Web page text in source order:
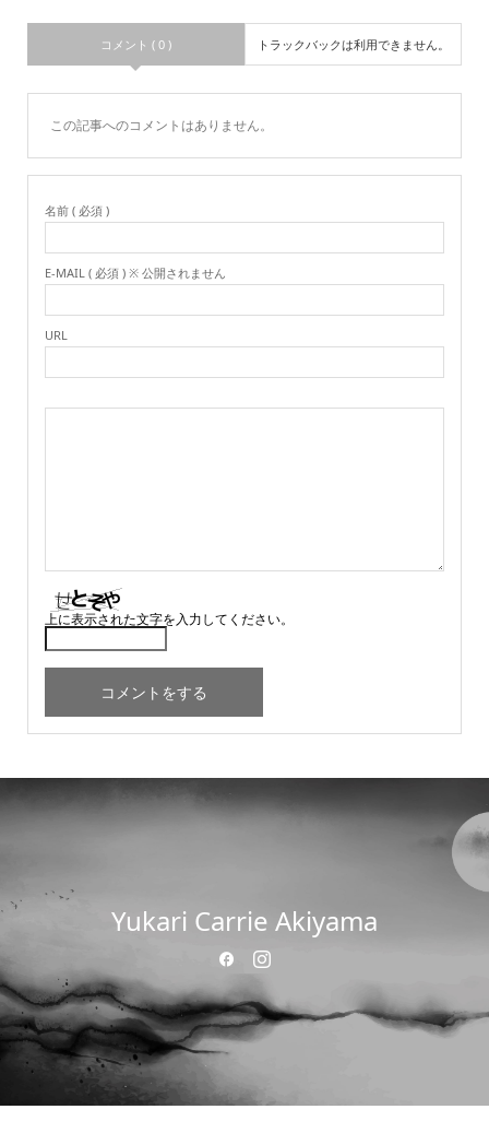
コメント ( 0 ) トラックバックは利用できません。
この記事へのコメントはありません。
名前 ( 必須 )
E-MAIL ( 必須 ) ※ 公開されません
URL
上に表示された文字を入力してください。
Yukari Carrie Akiyama